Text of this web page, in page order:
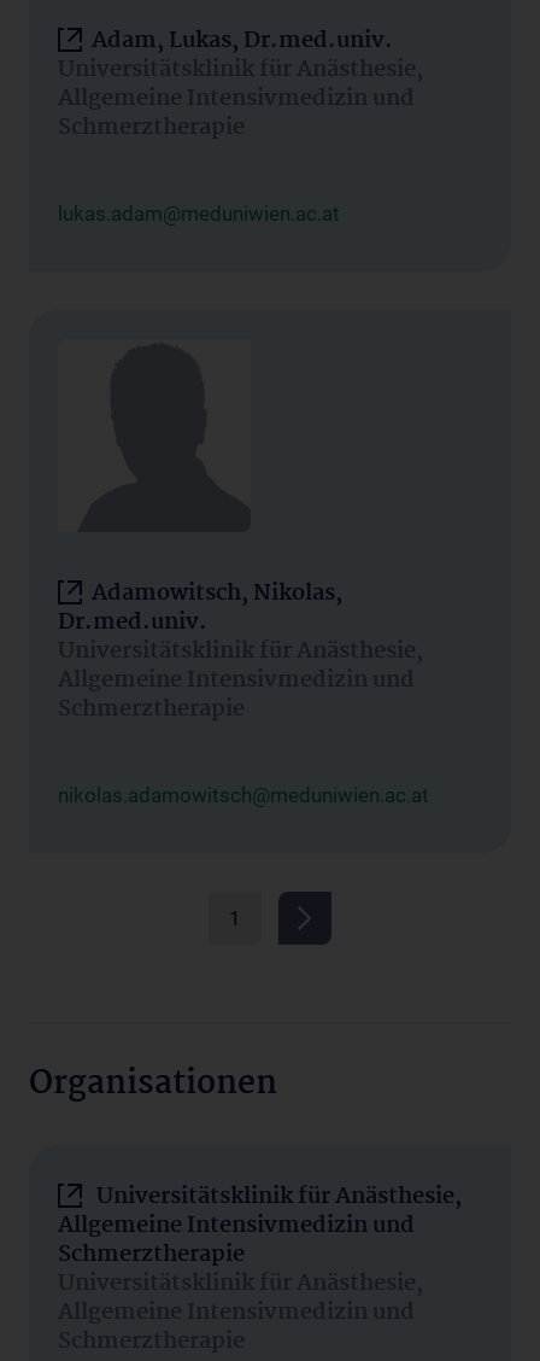
Adam, Lukas, Dr.med.univ.
Universitätsklinik für Anästhesie,
Allgemeine Intensivmedizin und
Schmerztherapie
lukas.adam@meduniwien.ac.at
Adamowitsch, Nikolas,
Dr.med.univ.
Universitätsklinik für Anästhesie,
Allgemeine Intensivmedizin und
Schmerztherapie
nikolas.adamowitsch@meduniwien.ac.at
1
Organisationen
Universitätsklinik für Anästhesie,
Allgemeine Intensivmedizin und
Schmerztherapie
Universitätsklinik für Anästhesie,
Allgemeine Intensivmedizin und
Schmerztherapie